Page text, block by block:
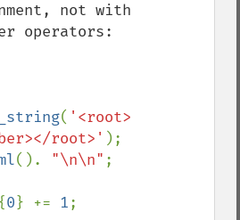
not with
operators:
( '<root>
root>' );
(). "\n\n" ;
0} += 1